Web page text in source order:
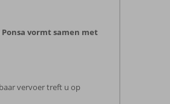
vormt samen met
vervoer treft u op